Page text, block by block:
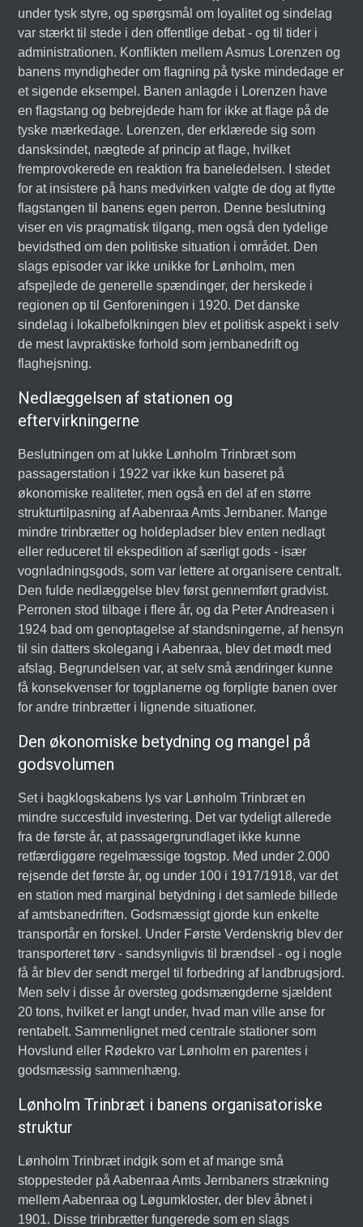
under tysk styre, og spørgsmål om loyalitet og sindelag
var stærkt til stede i den offentlige debat - og til tider i
administrationen. Konflikten mellem Asmus Lorenzen og
banens myndigheder om flagning på tyske mindedage er
et sigende eksempel. Banen anlagde i Lorenzen have
en flagstang og bebrejdede ham for ikke at flage på de
tyske mærkedage. Lorenzen, der erklærede sig som
dansksindet, nægtede af princip at flage, hvilket
fremprovokerede en reaktion fra baneledelsen. I stedet
for at insistere på hans medvirken valgte de dog at flytte
flagstangen til banens egen perron. Denne beslutning
viser en vis pragmatisk tilgang, men også den tydelige
bevidsthed om den politiske situation i området. Den
slags episoder var ikke unikke for Lønholm, men
afspejlede de generelle spændinger, der herskede i
regionen op til Genforeningen i 1920. Det danske
sindelag i lokalbefolkningen blev et politisk aspekt i selv
de mest lavpraktiske forhold som jernbanedrift og
flaghejsning.
Nedlæggelsen af stationen og
eftervirkningerne
Beslutningen om at lukke Lønholm Trinbræt som
passagerstation i 1922 var ikke kun baseret på
økonomiske realiteter, men også en del af en større
strukturtilpasning af Aabenraa Amts Jernbaner. Mange
mindre trinbrætter og holdepladser blev enten nedlagt
eller reduceret til ekspedition af særligt gods - især
vognladningsgods, som var lettere at organisere centralt.
Den fulde nedlæggelse blev først gennemført gradvist.
Perronen stod tilbage i flere år, og da Peter Andreasen i
1924 bad om genoptagelse af standsningerne, af hensyn
til sin datters skolegang i Aabenraa, blev det mødt med
afslag. Begrundelsen var, at selv små ændringer kunne
få konsekvenser for togplanerne og forpligte banen over
for andre trinbrætter i lignende situationer.
Den økonomiske betydning og mangel på
godsvolumen
Set i bagklogskabens lys var Lønholm Trinbræt en
mindre succesfuld investering. Det var tydeligt allerede
fra de første år, at passagergrundlaget ikke kunne
retfærdiggøre regelmæssige togstop. Med under 2.000
rejsende det første år, og under 100 i 1917/1918, var det
en station med marginal betydning i det samlede billede
af amtsbanedriften. Godsmæssigt gjorde kun enkelte
transportår en forskel. Under Første Verdenskrig blev der
transporteret tørv - sandsynligvis til brændsel - og i nogle
få år blev der sendt mergel til forbedring af landbrugsjord.
Men selv i disse år oversteg godsmængderne sjældent
20 tons, hvilket er langt under, hvad man ville anse for
rentabelt. Sammenlignet med centrale stationer som
Hovslund eller Rødekro var Lønholm en parentes i
godsmæssig sammenhæng.
Lønholm Trinbræt i banens organisatoriske
struktur
Lønholm Trinbræt indgik som et af mange små
stoppesteder på Aabenraa Amts Jernbaners strækning
mellem Aabenraa og Løgumkloster, der blev åbnet i
1901. Disse trinbrætter fungerede som en slags